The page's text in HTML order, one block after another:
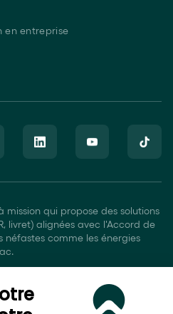
en entreprise
mission qui propose des solutions
livret) alignées avec l'Accord de
néfastes comme les énergies
en Assurance (COA), Mandataire
banque et en services de